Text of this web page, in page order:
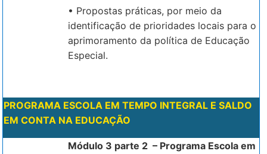
• Propostas práticas, por meio da
identificação de prioridades locais para o
aprimoramento da política de Educação
Especial.
PROGRAMA ESCOLA EM TEMPO INTEGRAL E SALDO
EM CONTA NA EDUCAÇÃO
Módulo 3 parte 2 – Programa Escola em